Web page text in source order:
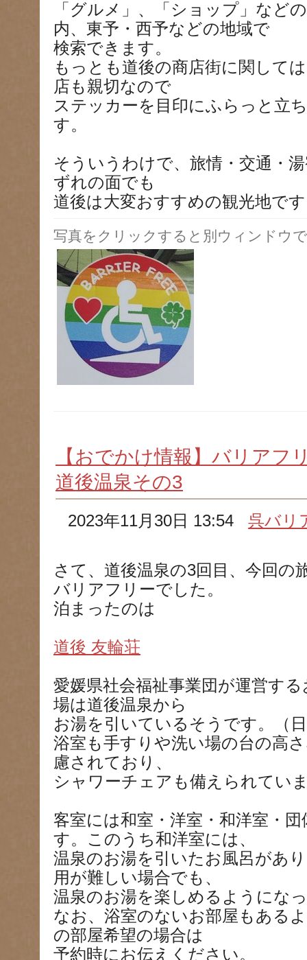
「グルメ」、「ショップ」など
内、東予・西予などの地域で
検索できます。
もっとも道後の商店街に関して
店も親切なので
ステッカーを目印にふらっと立
す。
そういうわけで、旅情・交通・
ずれの面でも
道後は大変おすすめの観光地で
写真をクリックすると別ウィンドウ
【おでかけ情報】バリアフ
道後温泉その3
2023年11月30日 13:54呉バリ
さて、道後温泉の3回目、今回の
バリアフリーでした。
泊まったのは
道後 友輪荘
愛媛県社会福祉事業団が運営す
場は道後温泉から
お湯を引いているそうです。（
浴室も手すりや洗い場の台の高
慮されており、
シャワーチェアも備えられてい
客室には和室・洋室・和洋室・
す。このうち和洋室には、
温泉のお湯を引いたお風呂があ
用が難しい場合でも、
温泉のお湯を楽しめるようにな
なお、浴室のないお部屋もある
の部屋希望の場合は
予約時にお伝えください。